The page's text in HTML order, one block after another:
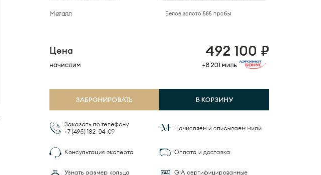
Металл Белое золото 585 пробы
Цена 492 100 ₽
начислим +8 201 миль
ЗАБРОНИРОВАТЬ В КОРЗИНУ
Заказать по телефону
+7 (495) 182-04-09 Начисляем и списываем мили
Консультация эксперта Оплата и доставка
Узнать размер кольца
GIA сертифицированные